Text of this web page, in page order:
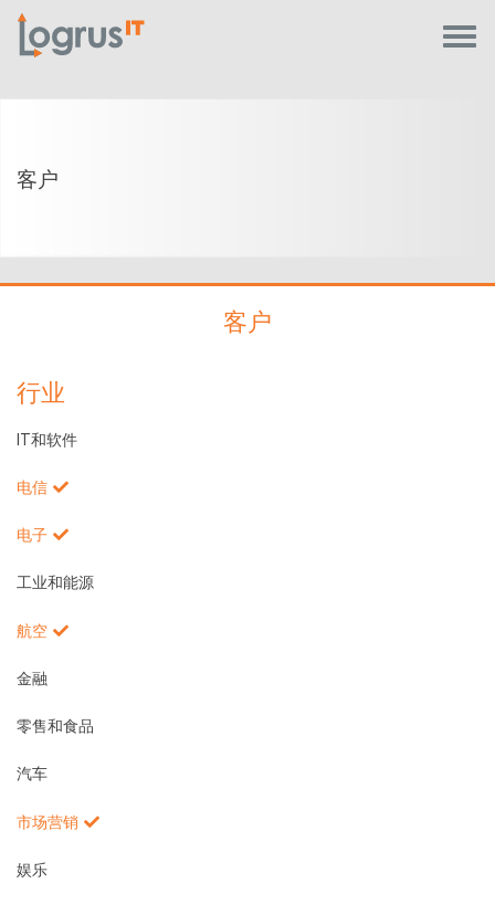
客户
客户
行业
IT和软件
电信
电子
工业和能源
航空
金融
零售和食品
汽车
市场营销
娱乐